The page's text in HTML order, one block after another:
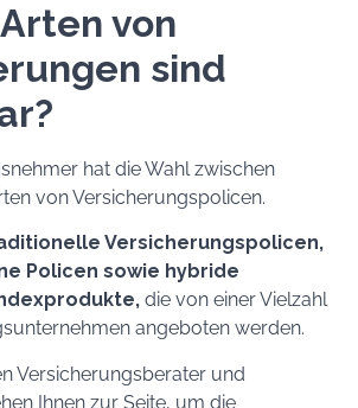
von
sind
hat die Wahl zwischen
von Versicherungspolicen.
Versicherungspolicen,
Policen sowie hybride
die von einer Vielzahl
angeboten werden.
Versicherungsberater und
Ihnen zur Seite, um die